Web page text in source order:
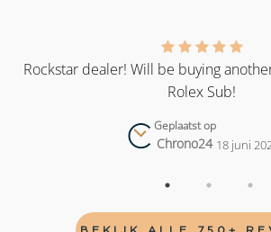
Rockstar dealer! Will be buying
Rolex Sub!
Geplaatst op
Chrono24 18 juni